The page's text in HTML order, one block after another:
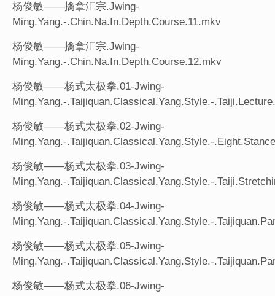
杨俊敏——擒拿汇宗.Jwing-
Ming.Yang.-.Chin.Na.In.Depth.Course.11.mkv
杨俊敏——擒拿汇宗.Jwing-
Ming.Yang.-.Chin.Na.In.Depth.Course.12.mkv
杨俊敏——杨式太极拳.01-Jwing-
Ming.Yang.-.Taijiquan.Classical.Yang.Style.-
杨俊敏——杨式太极拳.02-Jwing-
Ming.Yang.-.Taijiquan.Classical.Yang.Style.-
杨俊敏——杨式太极拳.03-Jwing-
Ming.Yang.-.Taijiquan.Classical.Yang.Style.-
杨俊敏——杨式太极拳.04-Jwing-
Ming.Yang.-.Taijiquan.Classical.Yang.Style.-
杨俊敏——杨式太极拳.05-Jwing-
Ming.Yang.-.Taijiquan.Classical.Yang.Style.-
杨俊敏——杨式太极拳.06-Jwing-